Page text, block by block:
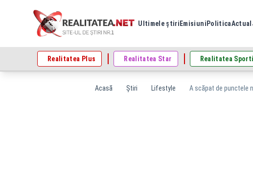
Ultimele știri Emisiuni PoliticaActual
Realitatea Plus Realitatea Star Realitatea
Acasă Știri Lifestyle A scăpat de punctele